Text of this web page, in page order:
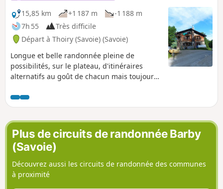
15,85 km
+1 187 m
-1 188 m
7h 55
Très difficile
Départ à Thoiry (Savoie) (Savoie)
Longue et belle randonnée pleine de
possibilités, sur le plateau, d'itinéraires
alternatifs au goût de chacun mais toujours
étant un vrai gruyère. L'accès, par le même
itinéraire de montée, peut se faire par le
Goulet de l'Agneau qui lui est équipé.
Plus de circuits de randonnée Barby
(Savoie)
Découvrez aussi les circuits de randonnée des communes
à proximité